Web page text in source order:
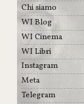
Chi siamo
WI Blog
WI Cinema
WI Libri
Instagram
Meta
Telegram